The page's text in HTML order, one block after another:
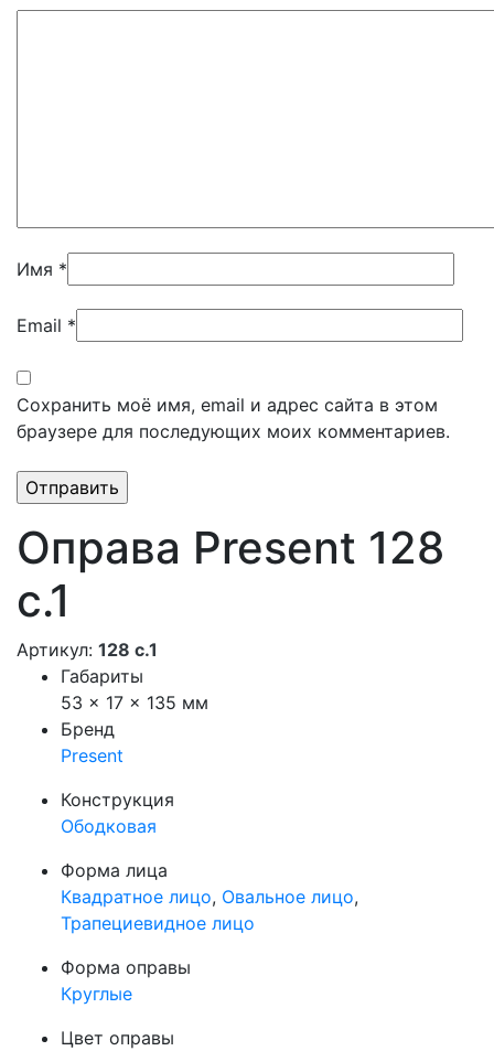
Имя *
Email *
Сохранить моё имя, email и адрес сайта в этом
браузере для последующих моих комментариев.
Оправа Present 128
с.1
Артикул: 128 с.1
Габариты
53 × 17 × 135 мм
Бренд
Present
Конструкция
Ободковая
Форма лица
Квадратное лицо, Овальное лицо,
Трапециевидное лицо
Форма оправы
Круглые
Цвет оправы